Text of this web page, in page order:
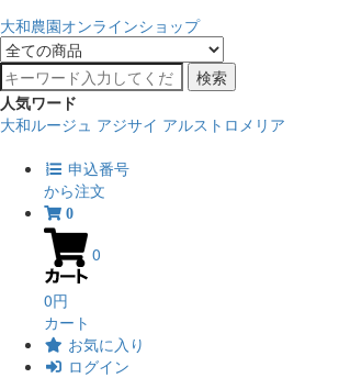
大和農園オンラインショップ
検索
人気ワード
大和ルージュ アジサイ アルストロメリア
申込番号
から注文
0
0
0円
カート
お気に入り
ログイン